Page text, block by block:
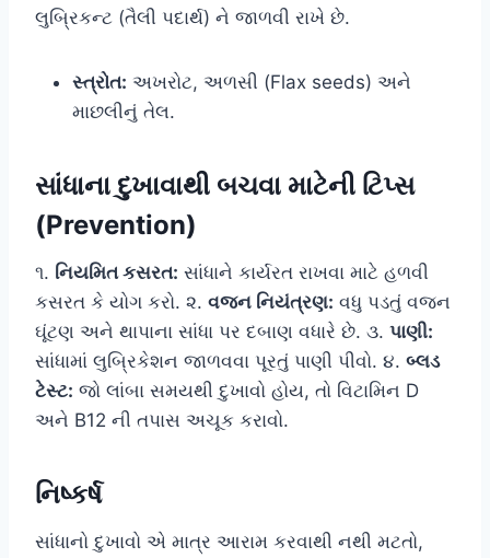
લુબ્રિકન્ટ (તૈલી પદાર્થ) ને જાળવી રાખે છે.
સ્ત્રોત: અખરોટ, અળસી (Flax seeds) અને
માછલીનું તેલ.
સાંધાના દુખાવાથી બચવા માટેની ટિપ્સ
(Prevention)
૧. નિયમિત કસરત: સાંધાને કાર્યરત રાખવા માટે હળવી
કસરત કે યોગ કરો. ૨. વજન નિયંત્રણ: વધુ પડતું વજન
ઘૂંટણ અને થાપાના સાંધા પર દબાણ વધારે છે. ૩. પાણી:
સાંધામાં લુબ્રિકેશન જાળવવા પૂરતું પાણી પીવો. ૪. બ્લડ
ટેસ્ટ: જો લાંબા સમયથી દુખાવો હોય, તો વિટામિન D
અને B12 ની તપાસ અચૂક કરાવો.
નિષ્કર્ષ
સાંધાનો દુખાવો એ માત્ર આરામ કરવાથી નથી મટતો,